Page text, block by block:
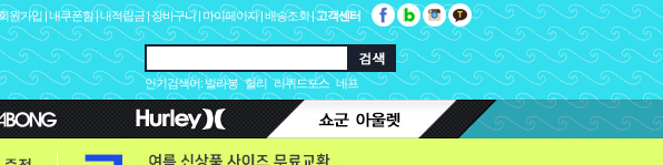
원가입 |내쿠폰함|내적립금|장바구니 | 마이페이지 |배송조회|고객센터
인기검색어: 빌라봉 헐리 리퀴드포스 네프